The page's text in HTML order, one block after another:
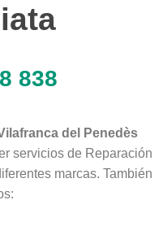
838
del Penedès
servicios de Reparación
marcas. También